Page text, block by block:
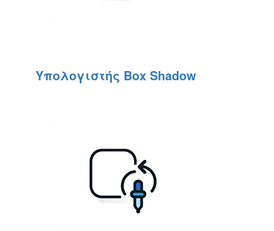
Υπολογιστής Box Shadow